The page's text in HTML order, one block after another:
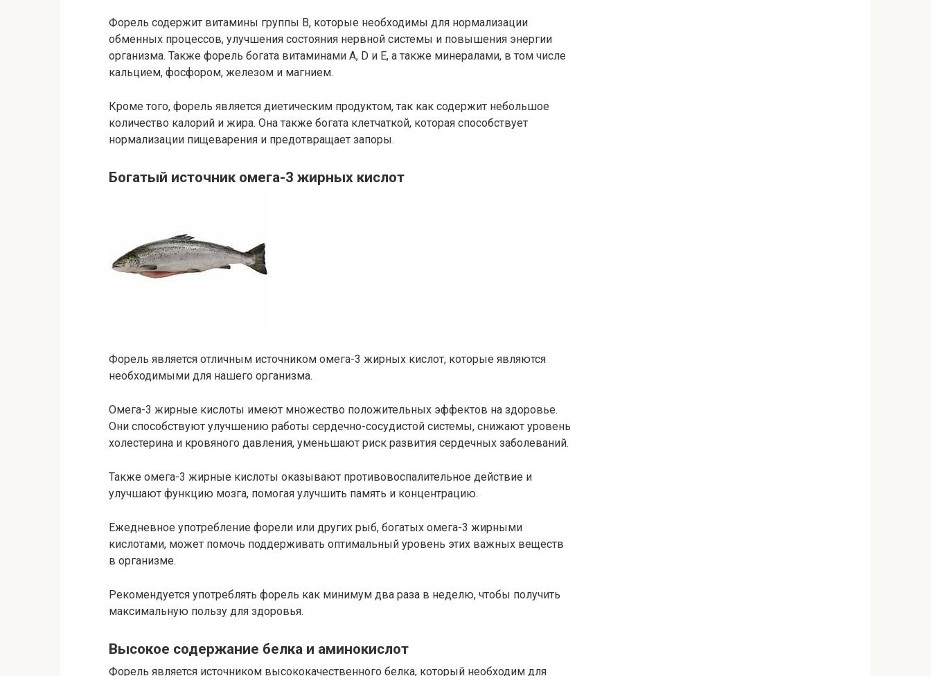
Форель содержит витамины группы B, которые необходимы для нормализации
обменных процессов, улучшения состояния нервной системы и повышения энергии
организма. Также форель богата витаминами A, D и E, а также минералами, в том числе
кальцием, фосфором, железом и магнием.
Кроме того, форель является диетическим продуктом, так как содержит небольшое
количество калорий и жира. Она также богата клетчаткой, которая способствует
нормализации пищеварения и предотвращает запоры.
Богатый источник омега-3 жирных кислот
Форель является отличным источником омега-3 жирных кислот, которые являются
необходимыми для нашего организма.
Омега-3 жирные кислоты имеют множество положительных эффектов на здоровье.
Они способствуют улучшению работы сердечно-сосудистой системы, снижают уровень
холестерина и кровяного давления, уменьшают риск развития сердечных заболеваний.
Также омега-3 жирные кислоты оказывают противовоспалительное действие и
улучшают функцию мозга, помогая улучшить память и концентрацию.
Ежедневное употребление форели или других рыб, богатых омега-3 жирными
кислотами, может помочь поддерживать оптимальный уровень этих важных веществ
в организме.
Рекомендуется употреблять форель как минимум два раза в неделю, чтобы получить
максимальную пользу для здоровья.
Высокое содержание белка и аминокислот
Форель является источником высококачественного белка, который необходим для